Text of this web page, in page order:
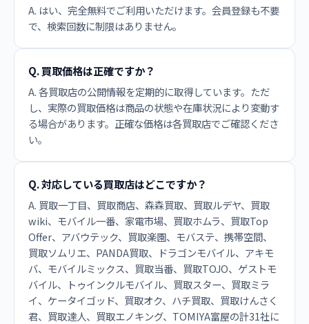
A. はい、完全無料でご利用いただけます。会員登録も不要
で、検索回数に制限はありません。
Q. 買取価格は正確ですか？
A. 各買取店の公開情報を定期的に取得しています。ただ
し、実際の買取価格は商品の状態や在庫状況により変動す
る場合があります。正確な価格は各買取店でご確認くださ
い。
Q. 対応している買取店はどこですか？
A. 買取一丁目、買取商店、森森買取、買取ルデヤ、買取
wiki、モバイル一番、家電市場、買取ホムラ、買取Top
Offer、アバウテック、買取楽園、モバステ、携帯空間、
買取ソムリエ、PANDA買取、ドラゴンモバイル、アキモ
バ、モバイルミックス、買取当番、買取TOJO、ゲストモ
バイル、トゥインクルモバイル、買取スター、買取ミラ
イ、ケータイゴッド、買取オク、ハチ買取、買取けんさく
君、買取達人、買取エノキング、TOMIYA富屋の計31社に